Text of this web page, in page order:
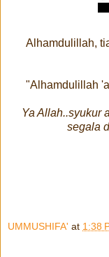
Alhamdulillah,
"Alhamdulillah
Ya Allah..syukur
segala
UMMUSHIFA' at 1:38